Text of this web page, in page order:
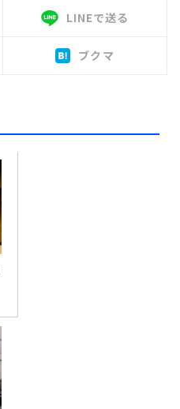
LINEで送る
ブクマ